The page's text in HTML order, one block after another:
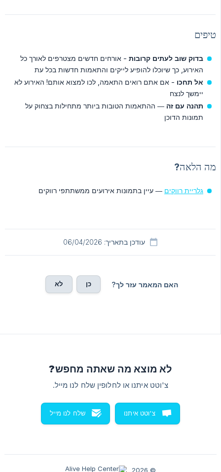
טיפים
בדוק שוב לעתים קרובות - אורחים חדשים מצטרפים לאורך כל
האירוע, כך שיוכלו להופיע לייקים והתאמות חדשות בכל עת
אל תחכו - אם אתם רואים התאמה, לכו למצוא אותם! האירוע לא
יימשך לנצח
תהנה עם זה — ההתאמות הטובות ביותר מתחילות בצחוק על
תמונות הדוכן
מה הלאה?
גלריית רווקים — עיין בתמונות אירועים ממשתתפי רווקים
עודכן בתאריך: 06/04/2026
האם המאמר עזר לך? כן לא
לא מוצא מה שאתה מחפש?
צ'וטט איתנו או לחלופין שלח לנו מייל.
צ'וטט איתנו שלח לנו מייל
© 2026